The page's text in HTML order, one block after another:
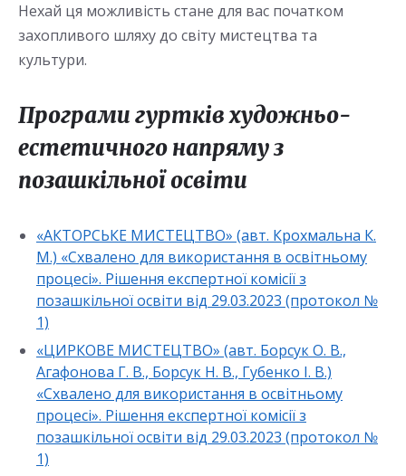
Нехай ця можливість стане для вас початком
захопливого шляху до світу мистецтва та
культури.
Програми гуртків художньо-
естетичного напряму з
позашкільної освіти
«АКТОРСЬКЕ МИСТЕЦТВО» (авт. Крохмальна К.
М.) «Схвалено для використання в освітньому
процесі». Рішення експертної комісії з
позашкільної освіти від 29.03.2023 (протокол №
1)
«ЦИРКОВЕ МИСТЕЦТВО» (авт. Борсук О. В.,
Агафонова Г. В., Борсук Н. В., Губенко І. В.)
«Схвалено для використання в освітньому
процесі». Рішення експертної комісії з
позашкільної освіти від 29.03.2023 (протокол №
1)